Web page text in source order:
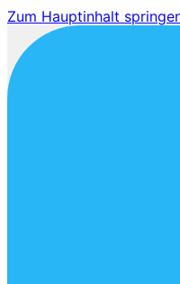
Zum Hauptinhalt